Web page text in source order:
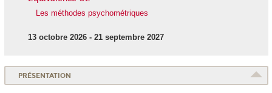
Les méthodes psychométriques
13 octobre 2026 - 21 septembre 2027
PRÉSENTATION